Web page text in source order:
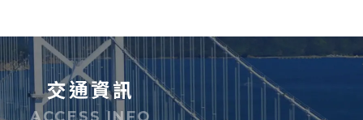
交通資訊